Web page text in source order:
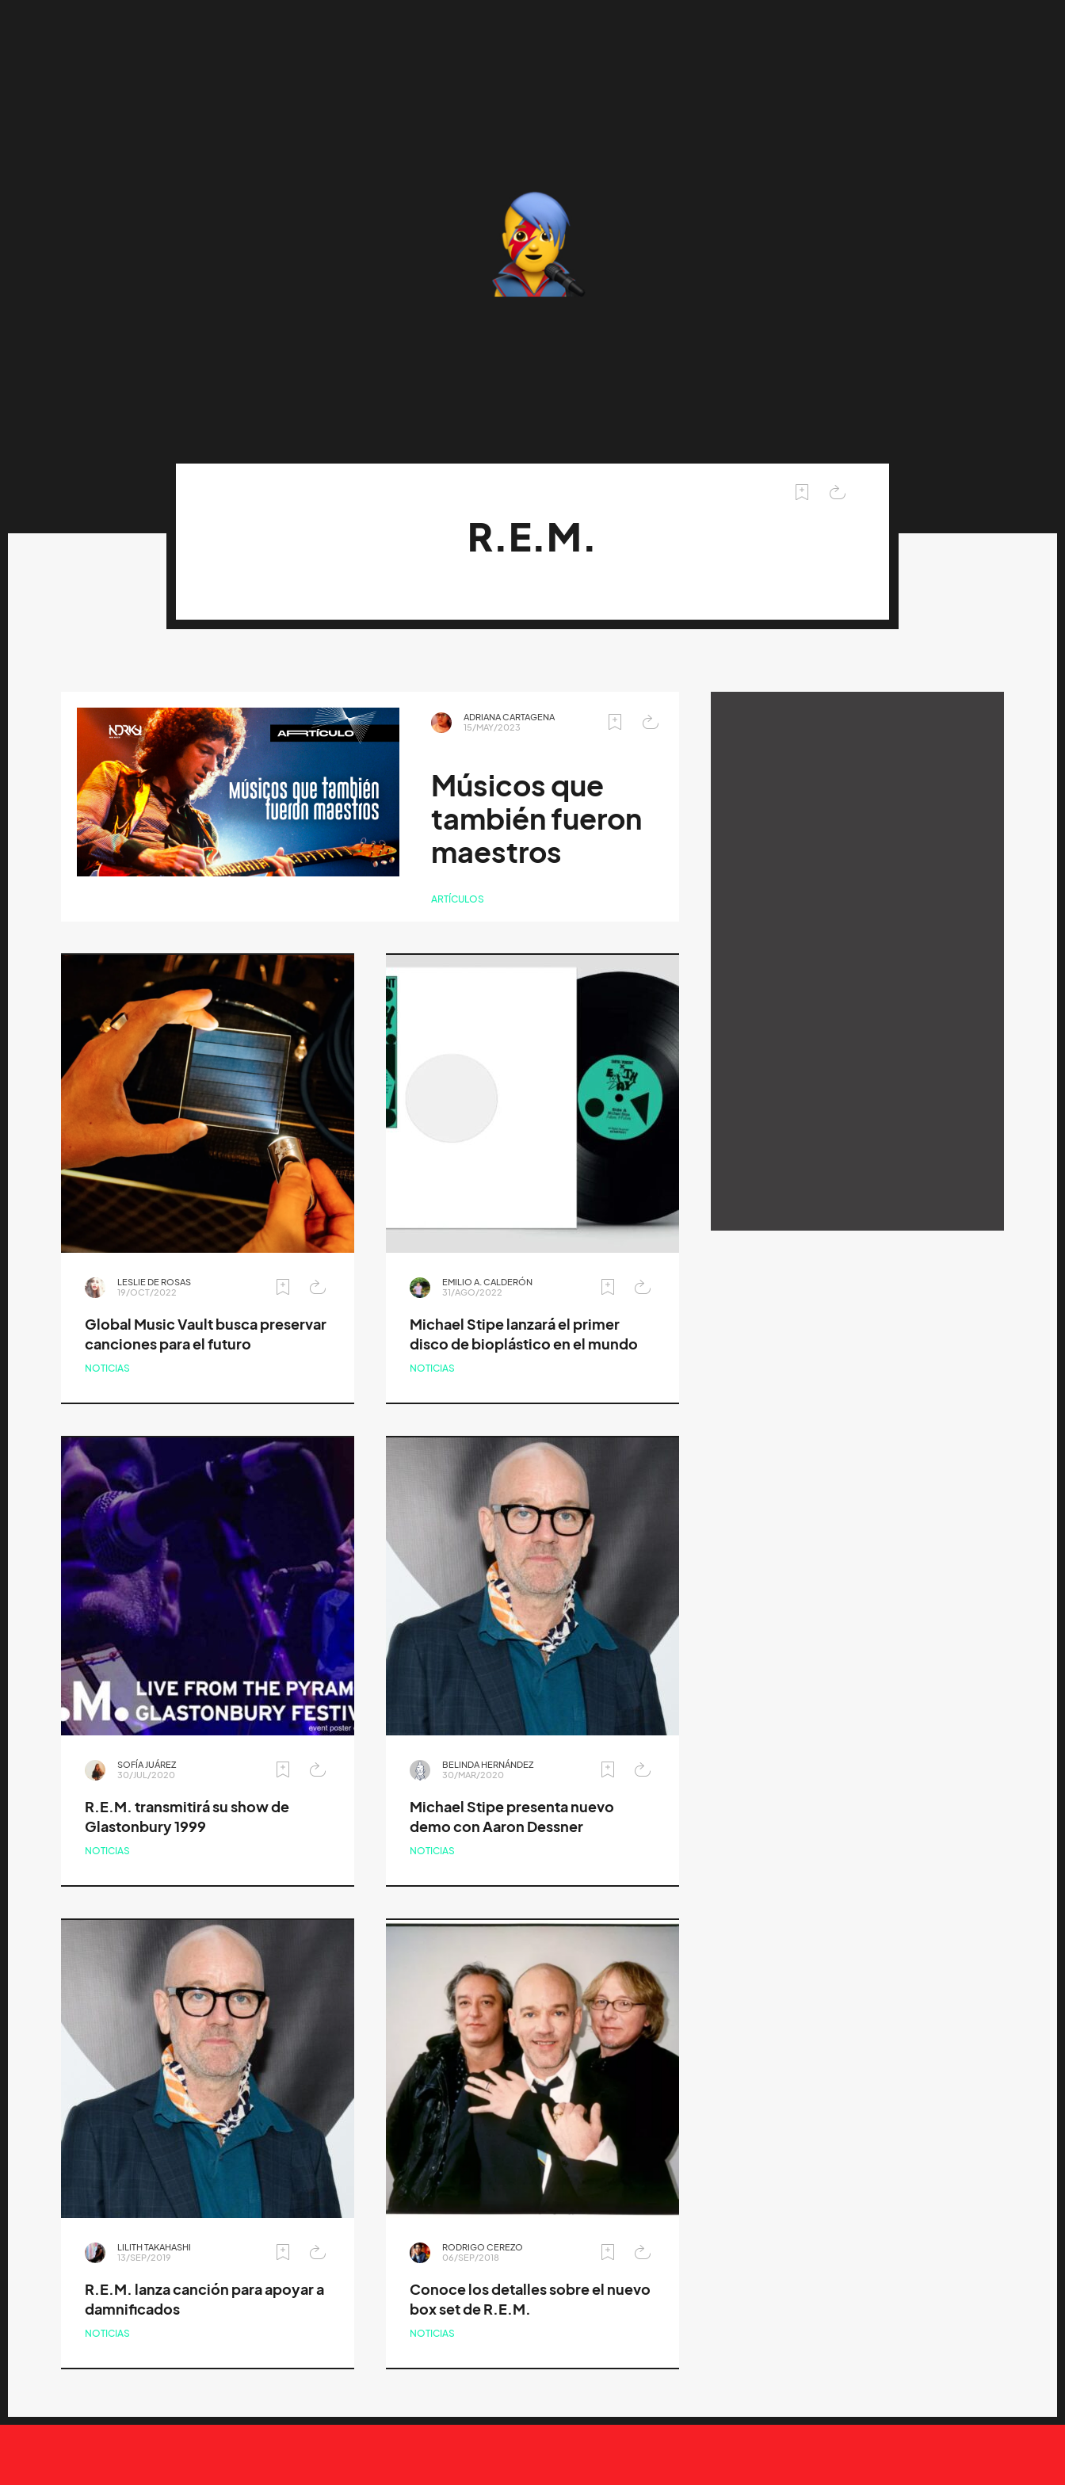
R.E.M.
ADRIANA CARTAGENA
15/MAY/2023
Músicos que
también fueron
maestros
ARTÍCULOS
LESLIE DE ROSAS
19/OCT/2022
Global Music Vault busca preservar
canciones para el futuro
NOTICIAS
EMILIO A. CALDERÓN
31/AGO/2022
Michael Stipe lanzará el primer
disco de bioplástico en el mundo
NOTICIAS
SOFÍA JUÁREZ
30/JUL/2020
R.E.M. transmitirá su show de
Glastonbury 1999
NOTICIAS
BELINDA HERNÁNDEZ
30/MAR/2020
Michael Stipe presenta nuevo
demo con Aaron Dessner
NOTICIAS
LILITH TAKAHASHI
13/SEP/2019
R.E.M. lanza canción para apoyar a
damnificados
NOTICIAS
RODRIGO CEREZO
06/SEP/2018
Conoce los detalles sobre el nuevo
box set de R.E.M.
NOTICIAS